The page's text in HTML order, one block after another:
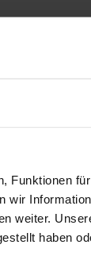
Funktionen
wir
weiter.
haben